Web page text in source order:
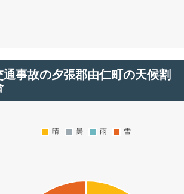
通事故の夕張郡由仁町の天候割